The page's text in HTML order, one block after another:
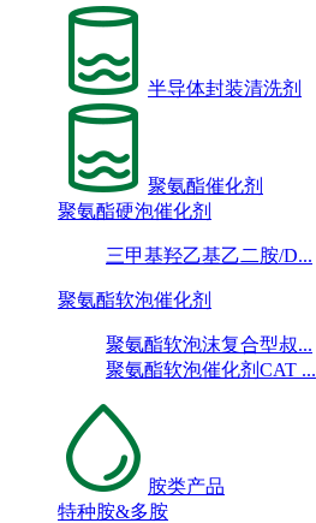
半导体封装清洗剂
聚氨酯催化剂
聚氨酯硬泡催化剂
三甲基羟乙基乙二胺/D...
聚氨酯软泡催化剂
聚氨酯软泡沫复合型叔...
聚氨酯软泡催化剂CAT ...
胺类产品
特种胺&多胺